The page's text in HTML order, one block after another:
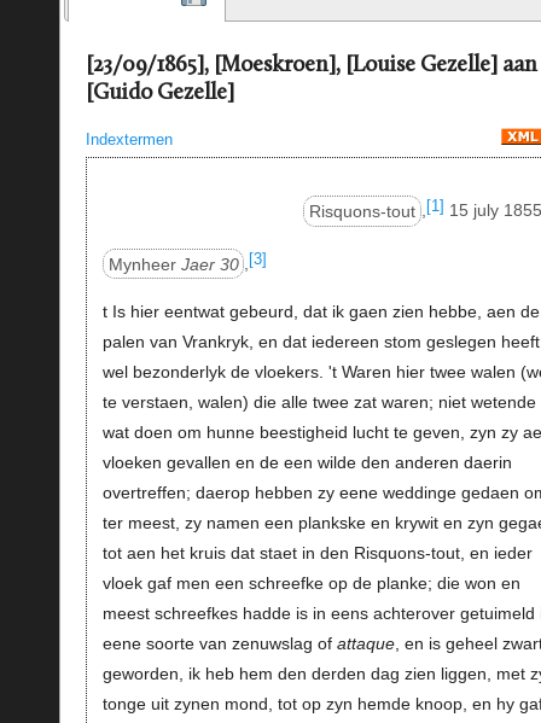
[23/09/1865], [Moeskroen], [Louise Gezelle] aan
[Guido Gezelle]
Indextermen
Risquons-tout , [1] 15 july
Mynheer Jaer 30 , [3]
t Is hier eentwat gebeurd, dat ik gaen zien hebbe, aen de
palen van Vrankryk, en dat iedereen stom geslegen
wel bezonderlyk de vloekers. 't Waren hier twee walen
te verstaen, walen) die alle twee zat waren; niet wetende
wat doen om hunne beestigheid lucht te geven, zyn zy
vloeken gevallen en de een wilde den anderen daerin
overtreffen; daerop hebben zy eene weddinge gedaen
ter meest, zy namen een plankske en krywit en zyn
tot aen het kruis dat staet in den Risquons-tout, en ieder
vloek gaf men een schreefke op de planke; die won en
meest schreefkes hadde is in eens achterover getuimeld
eene soorte van zenuwslag of attaque, en is geheel
geworden, ik heb hem den derden dag zien liggen, met
tonge uit zynen mond, tot op zyn hemde knoop, en hy